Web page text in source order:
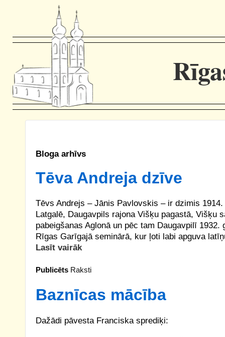
Bloga arhīvs
Tēva Andreja dzīve
Tēvs Andrejs – Jānis Pavlovskis – ir dzimis
Latgalē, Daugavpils rajona Višķu pagastā, Višķu
pabeigšanas Aglonā un pēc tam Daugavpilī 1932.
Rīgas Garīgajā seminārā, kur ļoti labi apguva
Lasīt vairāk
Publicēts Raksti
Baznīcas mācība
Dažādi pāvesta Franciska sprediķi: